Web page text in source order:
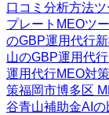
口コミ分析方法
プレート MEOツ
のGBP運用代行
山のGBP運用代行
運用代行MEO対
策福岡市博多区
谷青山補助金AIの